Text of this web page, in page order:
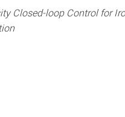
Closed-loop Control for